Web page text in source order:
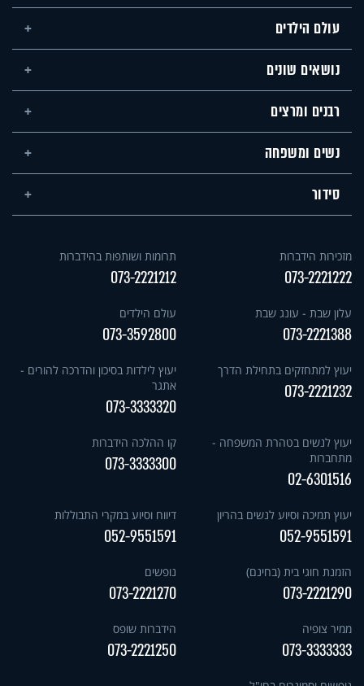
עולם הילדים
נושאים שונים
רבנים ומרצים
נשים ומשפחה
סידור
מזכירות הידברות
073-2221222
תרומות ושותפות בהידברות
073-2221212
עלון שבת - עונג שבת
073-2221388
עולם הילדים
073-3592800
יעוץ למתחזקים בתחילת הדרך
073-2221232
יעוץ לילדות בסיכון והדרכה להורים -
אתגר
073-3333320
יעוץ לנשים בטהרת המשפחה -
מתחברות
02-6301516
קו ההלכה הידברות
073-3333300
יעוץ תמיכה וסיוע לנשים בהריון
052-9551591
דיווח וסיוע במקרי התבוללות
052-9551591
הזמנת חוגי בית (בחינם)
073-2221290
נופשים
073-2221270
ממיר צופיה
073-3333333
הידברות שופס
073-2221250